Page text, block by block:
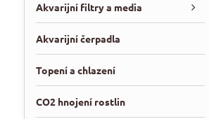
Akvarijní filtry a media
Akvarijní čerpadla
Topení a chlazení
CO2 hnojení rostlin